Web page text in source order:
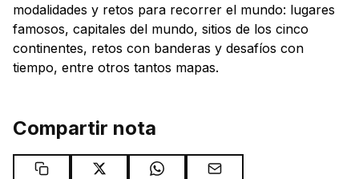
modalidades y retos para recorrer el mundo: lugares
famosos, capitales del mundo, sitios de los cinco
continentes, retos con banderas y desafíos con
tiempo, entre otros tantos mapas.
Compartir nota